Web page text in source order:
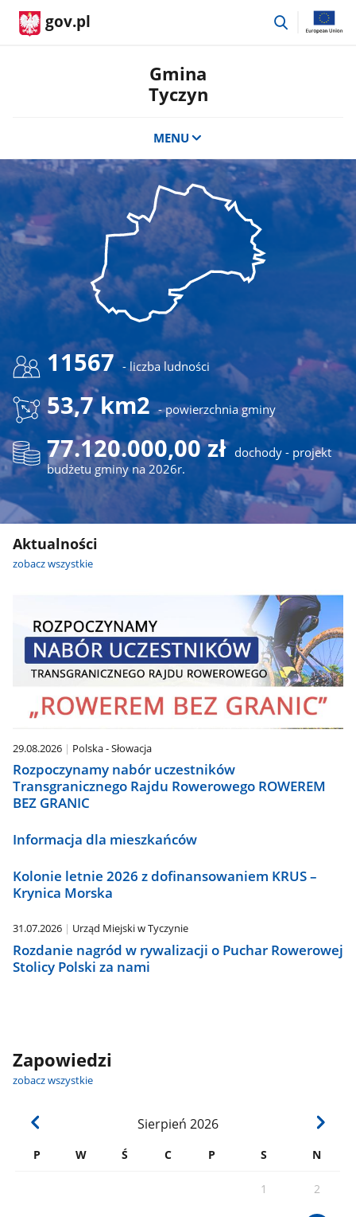
gov.pl
przejdź
Gmina
Tyczyn
MENU
11567 - liczba ludności
53,7 km2 - powierzchnia gminy
77.120.000,00 zł dochody - projekt
budżetu gminy na 2026r.
Aktualności
zobacz wszystkie
29.08.2026 Polska - Słowacja
Rozpoczynamy nabór uczestników
Transgranicznego Rajdu Rowerowego ROWEREM
BEZ GRANIC
Informacja dla mieszkańców
Kolonie letnie 2026 z dofinansowaniem KRUS –
Krynica Morska
31.07.2026 Urząd Miejski w Tyczynie
Rozdanie nagród w rywalizacji o Puchar Rowerowej
Stolicy Polski za nami
Zapowiedzi
zobacz wszystkie
Sierpień 2026
P W Ś C P S N
1 2